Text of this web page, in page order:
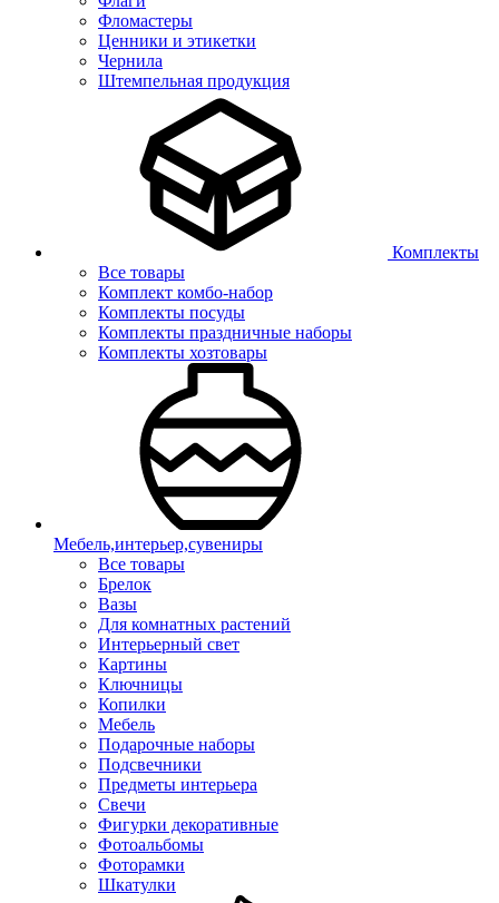
Фломастеры
Ценники и этикетки
Чернила
Штемпельная продукция
Комплекты
Все товары
Комплект комбо-набор
Комплекты посуды
Комплекты праздничные наборы
Комплекты хозтовары
Мебель,интерьер,сувениры
Все товары
Брелок
Вазы
Для комнатных растений
Интерьерный свет
Картины
Ключницы
Копилки
Мебель
Подарочные наборы
Подсвечники
Предметы интерьера
Свечи
Фигурки декоративные
Фотоальбомы
Фоторамки
Шкатулки